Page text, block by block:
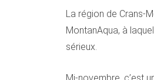
La région de Crans-
MontanAqua, à
sérieux.